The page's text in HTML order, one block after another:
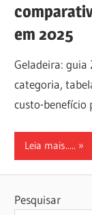
em 2025
Geladeira:
categoria,
custo-benefício
Leia mais.....
Pesquisar